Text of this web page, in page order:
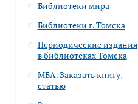
Библиотеки мира
Библиотеки г. Томска
Периодические издания
в библиотеках Томска
МБА. Заказать книгу,
статью